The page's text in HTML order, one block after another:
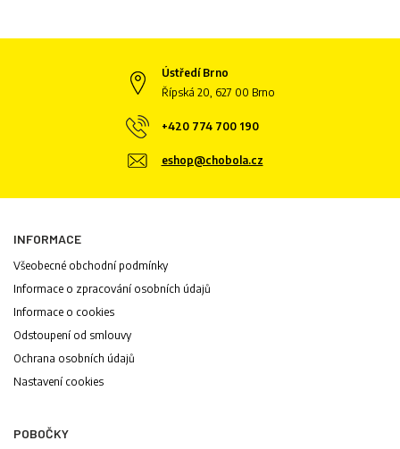
Ústředí Brno
Řípská 20, 627 00 Brno
+420 774 700 190
eshop@chobola.cz
INFORMACE
Všeobecné obchodní podmínky
Informace o zpracování osobních údajů
Informace o cookies
Odstoupení od smlouvy
Ochrana osobních údajů
Nastavení cookies
POBOČKY